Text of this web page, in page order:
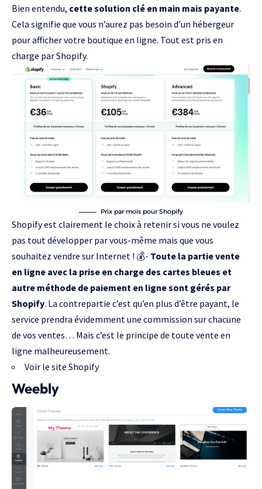
Bien entendu, cette solution clé en main mais payante.
Cela signifie que vous n’aurez pas besoin d’un hébergeur
pour afficher votre boutique en ligne. Tout est pris en
charge par Shopify.
Prix par mois pour Shopify
Shopify est clairement le choix à retenir si vous ne voulez
pas tout développer par vous-même mais que vous
souhaitez vendre sur Internet ! 💰- Toute la partie vente
en ligne avec la prise en charge des cartes bleues et
autre méthode de paiement en ligne sont gérés par
Shopify. La contrepartie c’est qu’en plus d’être payant, le
service prendra évidemment une commission sur chacune
de vos ventes… Mais c’est le principe de toute vente en
ligne malheureusement.
Voir le site Shopify
Weebly